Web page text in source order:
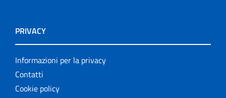
PRIVACY
Informazioni per la privacy
Contatti
Cookie policy